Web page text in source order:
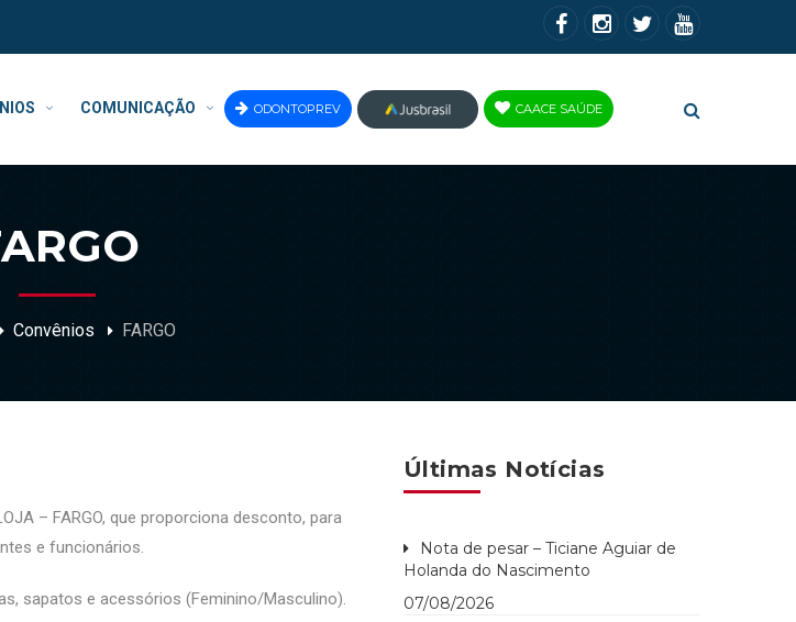
COMUNICAÇÃO ODONTOPREV
JUS
CAACE SAÚDE
Convênios FARGO
– FARGO, que proporciona desconto, para
e funcionários.
sapatos e acessórios (Feminino/Masculino).
Últimas Notícias
Nota de pesar – Ticiane Aguiar de
Holanda do Nascimento
07/08/2026